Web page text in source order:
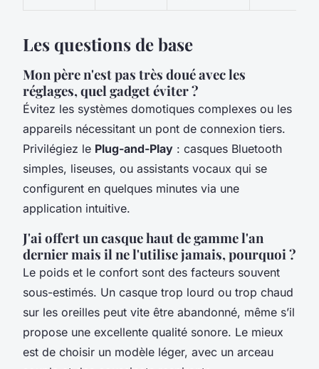
Les questions de base
Mon père n'est pas très doué avec les
réglages, quel gadget éviter ?
Évitez les systèmes domotiques complexes ou les
appareils nécessitant un pont de connexion tiers.
Privilégiez le Plug-and-Play : casques Bluetooth
simples, liseuses, ou assistants vocaux qui se
configurent en quelques minutes via une
application intuitive.
J'ai offert un casque haut de gamme l'an
dernier mais il ne l'utilise jamais, pourquoi ?
Le poids et le confort sont des facteurs souvent
sous-estimés. Un casque trop lourd ou trop chaud
sur les oreilles peut vite être abandonné, même s’il
propose une excellente qualité sonore. Le mieux
est de choisir un modèle léger, avec un arceau